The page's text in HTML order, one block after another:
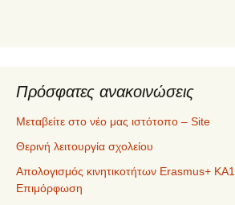
Πρόσφατες ανακοινώσεις
Μεταβείτε στο νέο μας ιστότοπο – Site
Θερινή λειτουργία σχολείου
Απολογισμός κινητικοτήτων Erasmus+
Επιμόρφωση